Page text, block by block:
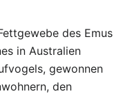
des Emus
in Australien
gewonnen
den